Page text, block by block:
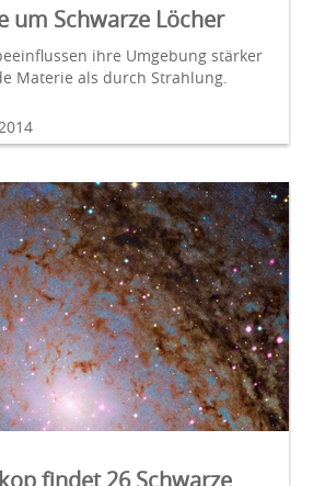
um Schwarze Löcher
ihre Umgebung stärker
Materie als durch Strahlung.